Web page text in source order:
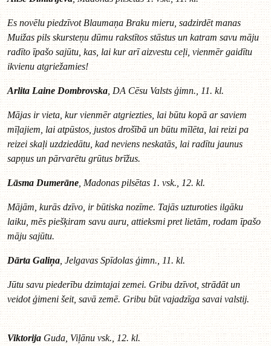
Es novēlu piedzīvot Blaumaņa Braku mieru, sadzirdēt manas
Muižas pils skursteņu dūmu rakstītos stāstus un katram savu māju
radīto īpašo sajūtu, kas, lai kur arī aizvestu ceļi, vienmēr gaidītu
ikvienu atgriežamies!
Arlita Laine Dombrovska, DA Cēsu Valsts ģimn., 11. kl.
Mājas ir vieta, kur vienmēr atgriezties, lai būtu kopā ar saviem
mīļajiem, lai atpūstos, justos drošībā un būtu mīlēta, lai reizi pa
reizei skaļi uzdziedātu, kad neviens neskatās, lai radītu jaunus
sapņus un pārvarētu grūtus brīžus.
Lāsma Dumerāne , Madonas pilsētas 1. vsk., 12. kl.
Mājām, kurās dzīvo, ir būtiska nozīme. Tajās uzturoties ilgāku
laiku, mēs piešķiram savu auru, attieksmi pret lietām, rodam īpašo
māju sajūtu.
Dārta Galiņa, Jelgavas Spīdolas ģimn., 11. kl.
Jūtu savu piederību dzimtajai zemei. Gribu dzīvot, strādāt un
veidot ģimeni šeit, savā zemē. Gribu būt vajadzīga savai valstij.
Viktorija Guda, Viļānu vsk., 12. kl.